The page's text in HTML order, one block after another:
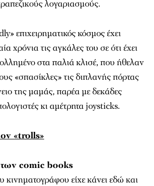
λογαριασμούς.
επιχειρηματικός κόσμος έχει
χρόνια τις αγκάλες του σε ότι έχει
στα παλιά κλισέ, που ήθελαν
«σπασίκλες» τις διπλανής πόρτας
της μαμάς, παρέα με δεκάδες
κι αμέτρητα joysticks.
«trolls»
comic books
κινηματογράφου είχε κάνει εδώ και